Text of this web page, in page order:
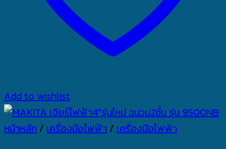
Add to wishlist
หน้าหลัก / เครื่องมือไฟฟ้า / เครื่องมือไฟฟ้า